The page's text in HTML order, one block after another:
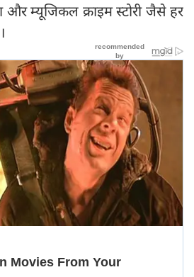
और म्यूजिकल क्राइम स्टोरी जैसे हर